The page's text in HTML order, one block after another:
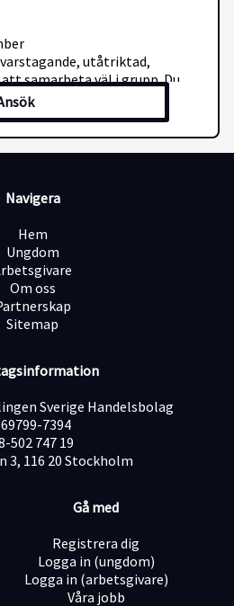
utåtriktad,
samarbeta väl i grupp. Du
sammansvetsat team för att
världsklass.
Team Member kommer
genomsyrar hela vår
arbetar inom vår verksamhet
jobbet varje morgon och hur
PÅ DIG:
utvecklas och lära dig nya
samarbetar bra med andra.
i ett högt tempo.
arbetstider och ställer upp när
vi utifrån personlighet och
på plats.
till kollektivavtal.
Navigera
Hem
Ungdom
Om oss
Sitemap
Sverige Handelsbolag
7394
502 747 19
3, 116 20 Stockholm
Gå med
Registrera dig
Logga in (ungdom)
Logga in (arbetsgivare)
Våra jobb